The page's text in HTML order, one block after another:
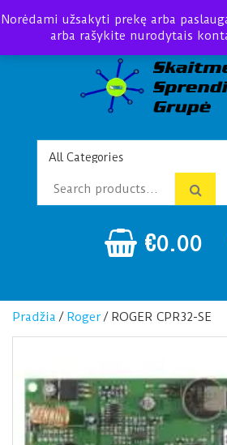
Telefonspynės
kontrolė
€0.00
Pradžia / Roger/ ROGER CPR32-SE
Norėdami užsakyti prekę arba
arba rašykite nurodytais